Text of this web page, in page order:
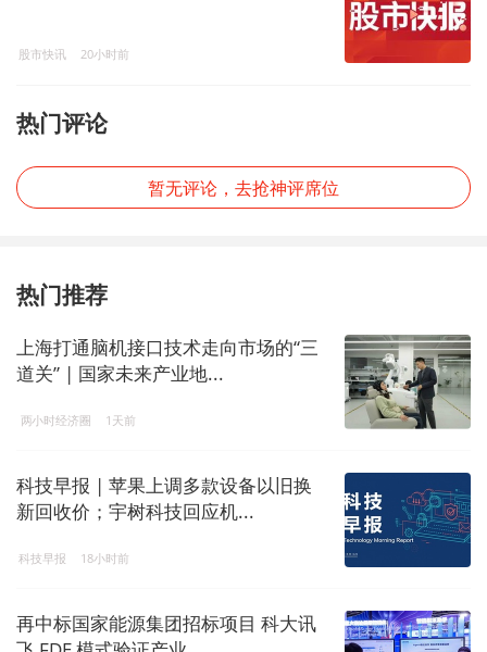
股市快讯 20小时前
热门评论
暂无评论，去抢神评席位
热门推荐
上海打通脑机接口技术走向市场的“三
道关” | 国家未来产业地...
两小时经济圈 1天前
科技早报 | 苹果上调多款设备以旧换
新回收价；宇树科技回应机...
科技早报 18小时前
再中标国家能源集团招标项目 科大讯